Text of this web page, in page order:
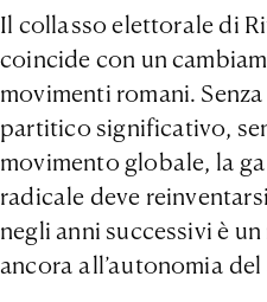
Il collasso elettorale di
coincide con un
movimenti romani.
partitico significativo,
movimento globale, la
radicale deve
negli anni successivi è
ancora all’autonomia